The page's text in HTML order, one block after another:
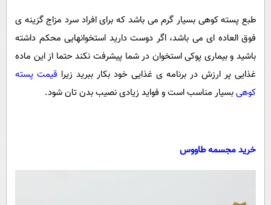
سلامت
فرهنگی
بین الملل
اجتماعی
طبع پسته کوهی بسیار گرم می باشد که برای افراد سرد مزاج گزینه ی
فوق العاده ای می باشد، اگر دوست دارید استخوانهایی محکم داشته
باشید و بیماری پوکی استخوان در شما پیشرفت نکند حتما از این ماده
غذایی پر ارزش در برنامه ی غذایی خود بکار ببرید زیرا قیمت پسته
کوهیبسیار مناسب است و فواید زیادی نصیب بدن تان شود.
خرید مجسمه طاووس